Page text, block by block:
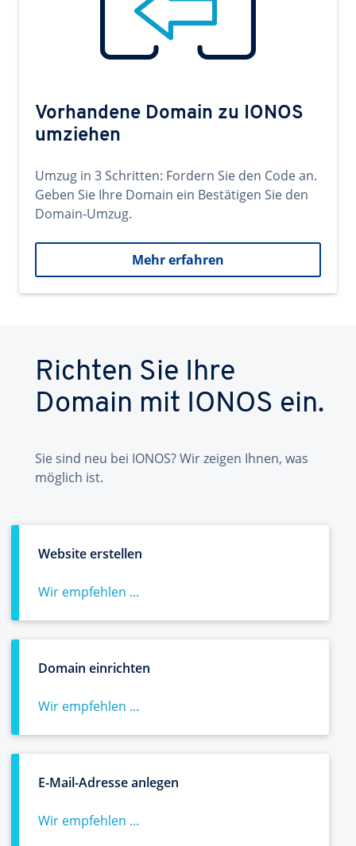
Vorhandene Domain zu IONOS
umziehen
Umzug in 3 Schritten: Fordern Sie den Code an.
Geben Sie Ihre Domain ein Bestätigen Sie den
Domain-Umzug.
Mehr erfahren
Richten Sie Ihre
Domain mit IONOS ein.
Sie sind neu bei IONOS? Wir zeigen Ihnen, was
möglich ist.
Website erstellen
Wir empfehlen ...
Domain einrichten
Wir empfehlen ...
E-Mail-Adresse anlegen
Wir empfehlen ...